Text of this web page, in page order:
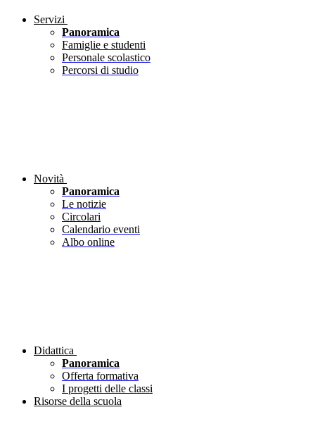
Servizi
Panoramica
Famiglie e studenti
Personale scolastico
Percorsi di studio
Novità
Panoramica
Le notizie
Circolari
Calendario eventi
Albo online
Didattica
Panoramica
Offerta formativa
I progetti delle classi
Risorse della scuola